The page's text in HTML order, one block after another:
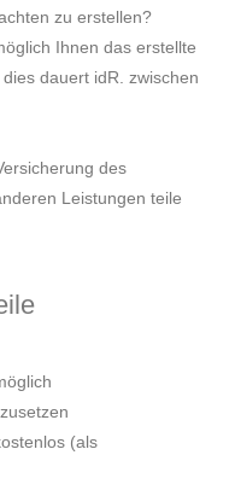
zu erstellen?
Ihnen das erstellte
dauert idR. zwischen
des
Leistungen teile
(als